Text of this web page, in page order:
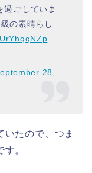
過ごしていま
の素晴らし
28,
たので、つま
。